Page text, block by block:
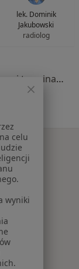
lek. Dominik
Jakubowski
radiolog
Brak dostępnych specjalistów z wolnymi terminami w tym centrum medycznym.
celu
wyniki